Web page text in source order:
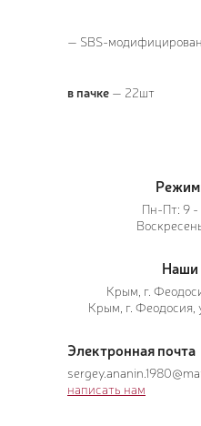
— SBS-
в пачке — 22шт
Пн-Пт: 9 -
Крым, г.
Крым, г. Феодосия,
Электронная почта
написать нам